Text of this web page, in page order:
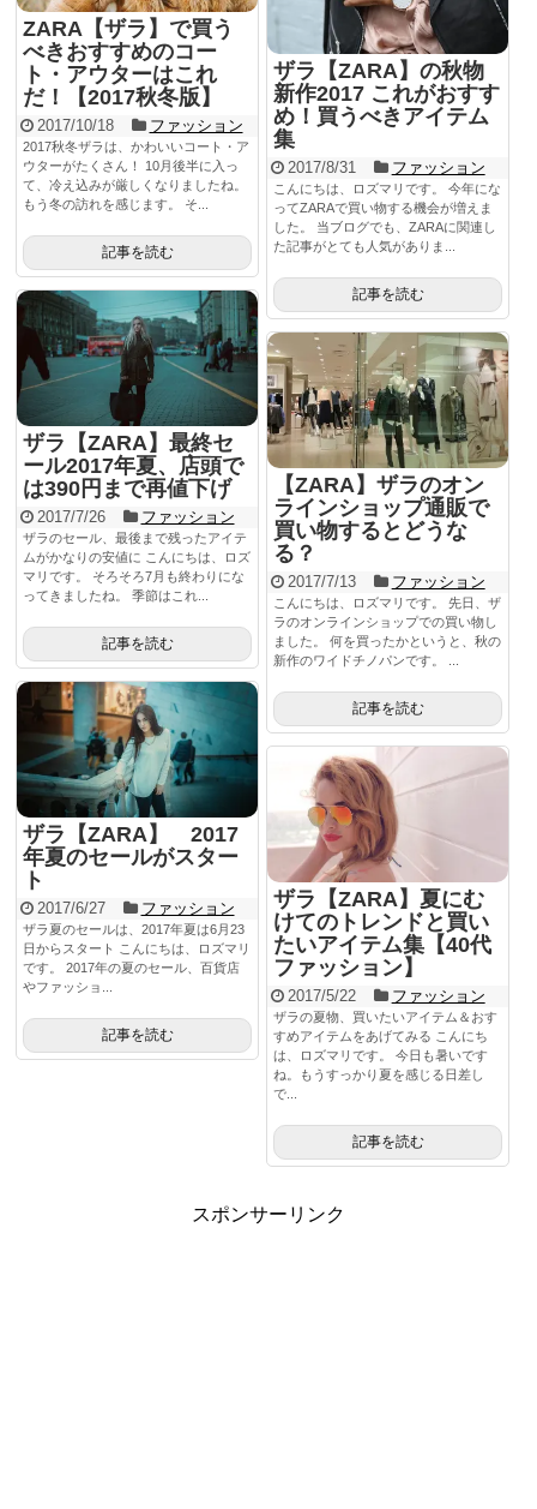
ZARA【ザラ】で買う
べきおすすめのコー
ト・アウターはこれ
だ！【2017秋冬版】
2017/10/18 ファッション
2017秋冬ザラは、かわいいコート・ア
ウターがたくさん！ 10月後半に入っ
て、冷え込みが厳しくなりましたね。
もう冬の訪れを感じます。 そ...
記事を読む
ザラ【ZARA】の秋物
新作2017 これがおすす
め！買うべきアイテム
集
2017/8/31 ファッション
こんにちは、ロズマリです。 今年にな
ってZARAで買い物する機会が増えま
した。 当ブログでも、ZARAに関連し
た記事がとても人気がありま...
記事を読む
ザラ【ZARA】最終セ
ール2017年夏、店頭で
は390円まで再値下げ
2017/7/26 ファッション
ザラのセール、最後まで残ったアイテ
ムがかなりの安値に こんにちは、ロズ
マリです。 そろそろ7月も終わりにな
ってきましたね。 季節はこれ...
記事を読む
【ZARA】ザラのオン
ラインショップ通販で
買い物するとどうな
る？
2017/7/13 ファッション
こんにちは、ロズマリです。 先日、ザ
ラのオンラインショップでの買い物し
ました。 何を買ったかというと、秋の
新作のワイドチノパンです。 ...
記事を読む
ザラ【ZARA】 2017
年夏のセールがスター
ト
2017/6/27 ファッション
ザラ夏のセールは、2017年夏は6月23
日からスタート こんにちは、ロズマリ
です。 2017年の夏のセール、百貨店
やファッショ...
記事を読む
ザラ【ZARA】夏にむ
けてのトレンドと買い
たいアイテム集【40代
ファッション】
2017/5/22 ファッション
ザラの夏物、買いたいアイテム＆おす
すめアイテムをあげてみる こんにち
は、ロズマリです。 今日も暑いです
ね。もうすっかり夏を感じる日差し
で...
記事を読む
スポンサーリンク